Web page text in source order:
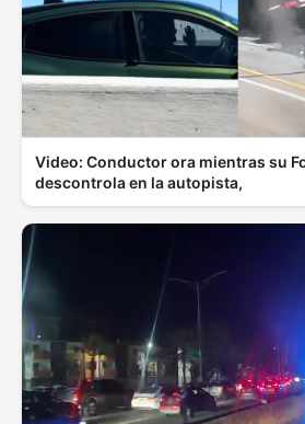
Video: Conductor ora mientras su
descontrola en la autopista,